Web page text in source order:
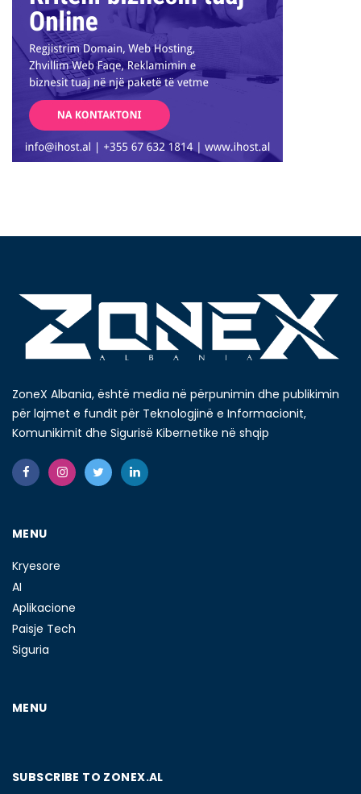
ZoneX Albania, është media në përpunimin dhe publikimin
për lajmet e fundit për Teknologjinë e Informacionit,
Komunikimit dhe Sigurisë Kibernetike në shqip
MENU
Kryesore
AI
Aplikacione
Paisje Tech
Siguria
MENU
SUBSCRIBE TO ZONEX.AL